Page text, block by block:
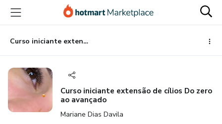
para
conteúdo
principal
para
pagamento
para
rodapé
Curso iniciante extensão de cílios Do zero ao avançado
Curso iniciante extensão de cílios Do zero
ao avançado
Mariane Dias Davila